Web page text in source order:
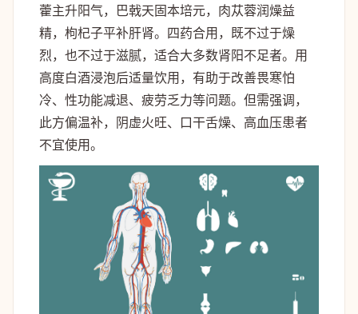
藿主升阳气，巴戟天固本培元，肉苁蓉润燥益
精，枸杞子平补肝肾。四药合用，既不过于燥
烈，也不过于滋腻，适合大多数肾阳不足者。用
高度白酒浸泡后适量饮用，有助于改善畏寒怕
冷、性功能减退、疲劳乏力等问题。但需强调，
此方偏温补，阴虚火旺、口干舌燥、高血压患者
不宜使用。